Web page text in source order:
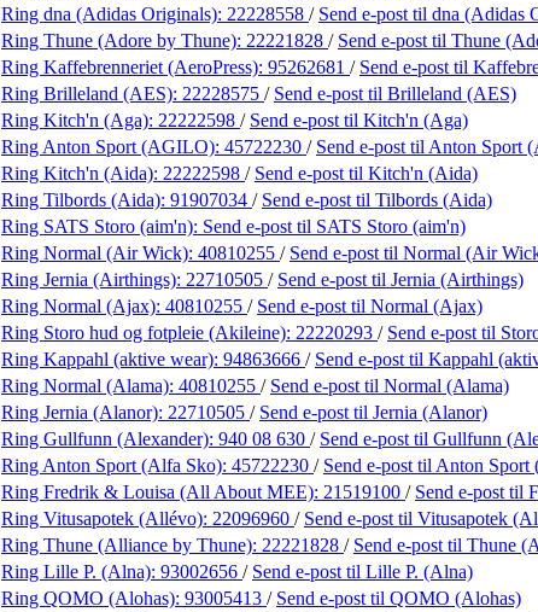
Ring dna (Adidas Originals): 22228558 / Send e-post til dna (Adidas
Ring Thune (Adore by Thune): 22221828 / Send e-post til Thune
Ring Kaffebrenneriet (AeroPress): 95262681 / Send e-post til
Ring Brilleland (AES): 22228575 / Send e-post til Brilleland (AES)
Ring Kitch'n (Aga): 22222598 / Send e-post til Kitch'n (Aga)
Ring Anton Sport (AGILO): 45722230 / Send e-post til Anton Sport
Ring Kitch'n (Aida): 22222598 / Send e-post til Kitch'n (Aida)
Ring Tilbords (Aida): 91907034 / Send e-post til Tilbords (Aida)
Ring SATS Storo (aim'n): Send e-post til SATS Storo (aim'n)
Ring Normal (Air Wick): 40810255 / Send e-post til Normal (Air
Ring Jernia (Airthings): 22710505 / Send e-post til Jernia (Airthings)
Ring Normal (Ajax): 40810255 / Send e-post til Normal (Ajax)
Ring Storo hud og fotpleie (Akileine): 22220293 / Send e-post til
Ring Kappahl (aktive wear): 94863666 / Send e-post til Kappahl
Ring Normal (Alama): 40810255 / Send e-post til Normal (Alama)
Ring Jernia (Alanor): 22710505 / Send e-post til Jernia (Alanor)
Ring Gullfunn (Alexander): 940 08 630 / Send e-post til Gullfunn
Ring Anton Sport (Alfa Sko): 45722230 / Send e-post til Anton Sport
Ring Fredrik & Louisa (All About MEE): 21519100 / Send e-post til
Ring Vitusapotek (Allévo): 22096960 / Send e-post til Vitusapotek
Ring Thune (Alliance by Thune): 22221828 / Send e-post til Thune
Ring Lille P. (Alna): 93002656 / Send e-post til Lille P. (Alna)
Ring QOMO (Alohas): 93005413 / Send e-post til QOMO (Alohas)